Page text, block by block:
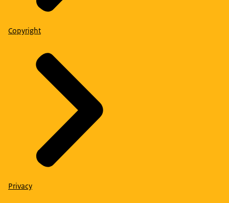
Copyright
Privacy